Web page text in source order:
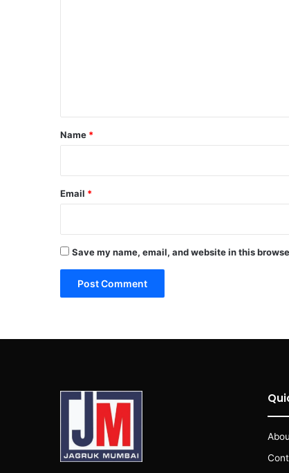
*
Name *
Email *
Save my name, email, and website in this